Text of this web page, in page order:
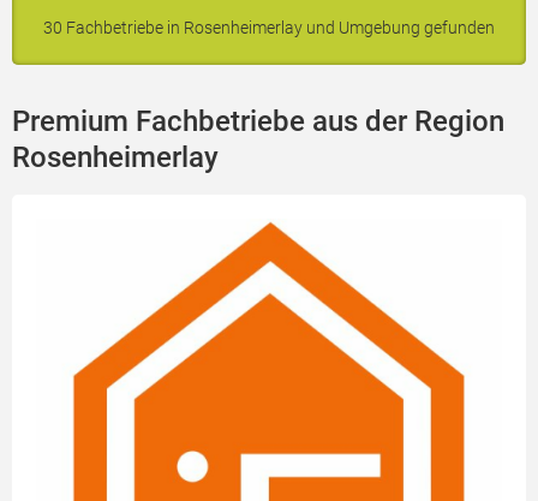
30 Fachbetriebe in Rosenheimerlay und Umgebung gefunden
Premium Fachbetriebe aus der Region
Rosenheimerlay